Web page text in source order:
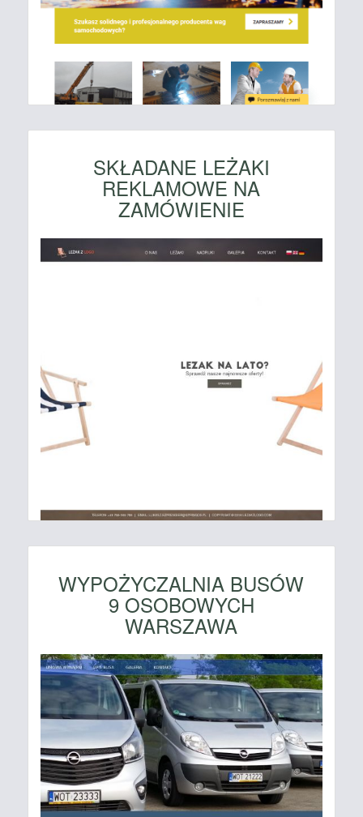
SKŁADANE LEŻAKI
REKLAMOWE NA
ZAMÓWIENIE
WYPOŻYCZALNIA BUSÓW
9 OSOBOWYCH
WARSZAWA